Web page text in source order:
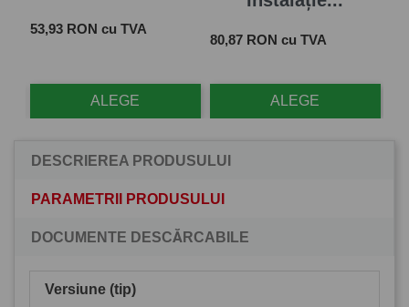
Pret
53,93 RON cu TVA
ALEGE
Pret
80,87 RON cu TVA
ALEGE
DESCRIEREA PRODUSULUI
PARAMETRII PRODUSULUI
DOCUMENTE DESCĂRCABILE
Versiune (tip)